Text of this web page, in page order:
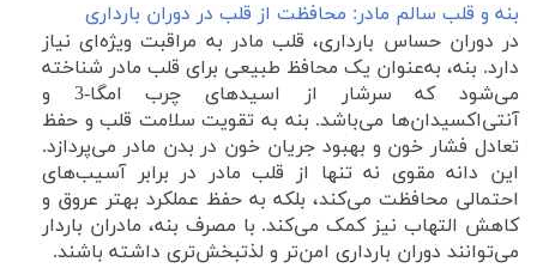
بنه و قلب سالم مادر: محافظت از قلب در دوران بارداری
در دوران حساس بارداری، قلب مادر به مراقبت ویژه‌ای نیاز
دارد. بنه، به‌عنوان یک محافظ طبیعی برای قلب مادر شناخته
می‌شود که سرشار از اسیدهای چرب امگا-3 و
آنتی‌اکسیدان‌ها می‌باشد. بنه به تقویت سلامت قلب و حفظ
تعادل فشار خون و بهبود جریان خون در بدن مادر می‌پردازد.
این دانه مقوی نه تنها از قلب مادر در برابر آسیب‌های
احتمالی محافظت می‌کند، بلکه به حفظ عملکرد بهتر عروق و
کاهش التهاب نیز کمک می‌کند. با مصرف بنه، مادران باردار
می‌توانند دوران بارداری‌ امن‌تر و لذتبخش‌تری داشته باشند.